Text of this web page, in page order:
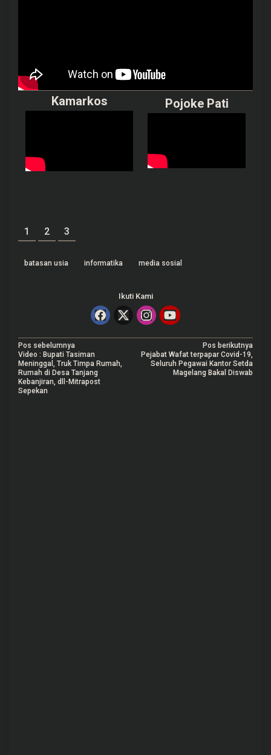
Kamarkos Pojoke Pati
1 2 3
batasan usia informatika media sosial
Ikuti Kami
N
a
v
Pos sebelumnya
Video : Bupati Tasiman
Meninggal, Truk Timpa Rumah,
Rumah di Desa Tanjang
Kebanjiran, dll-Mitrapost
Sepekan
Pos berikutnya
Pejabat Wafat terpapar Covid-19,
Seluruh Pegawai Kantor Setda
Magelang Bakal Diswab